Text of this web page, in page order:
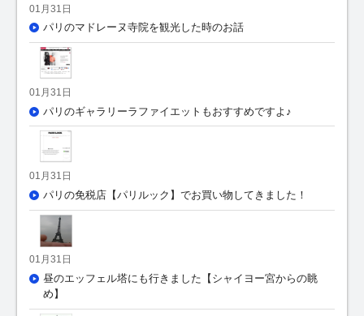
01月31日
パリのマドレーヌ寺院を観光した時のお話
01月31日
パリのギャラリーラファイエットもおすすめですよ♪
01月31日
パリの免税店【パリルック】でお買い物してきました！
01月31日
昼のエッフェル塔にも行きました【シャイヨー宮からの眺
め】